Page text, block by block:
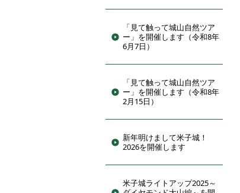
「見て触って城山自然ツア
ー」を開催します（令和8年
6月7日）
「見て触って城山自然ツア
ー」を開催します（令和8年
2月15日）
新年明けまして米子城！
2026を開催します
米子城ライトアップ2025～